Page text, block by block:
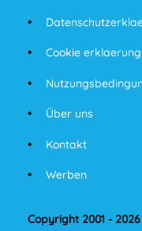
Cookie erklaerung
Über uns
Kontakt
Werben
Copyright 2001 -